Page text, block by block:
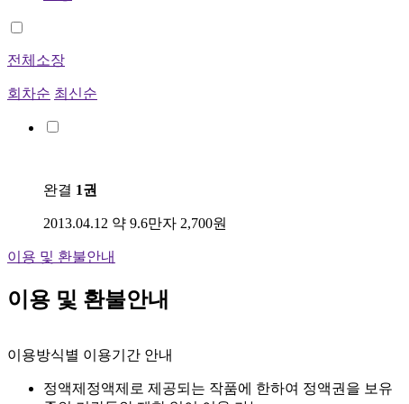
전체소장
회차순 최신순
완결 1권
2013.04.12 약 9.6만자 2,700원
이용 및 환불안내
이용 및 환불안내
이용방식별 이용기간 안내
정액제 정액제로 제공되는 작품에 한하여 정액권을 보유